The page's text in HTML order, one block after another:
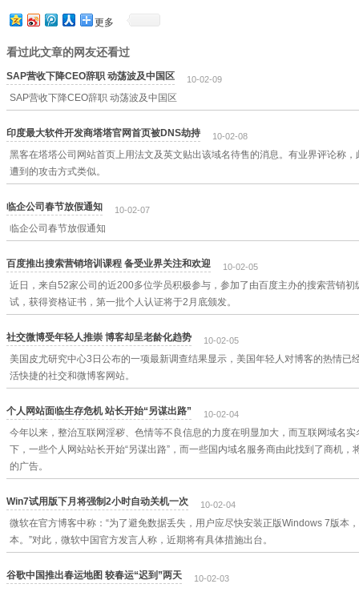
更多
看过此文章的网友还看过
SAP营收下降CEO辞职 动荡波及中国区 10-02-09
SAP营收下降CEO辞职 动荡波及中国区
印度最大软件开发商塔塔官网首页被DNS劫持 10-02-08
黑客在塔塔公司网站首页上用法文及英文贴出该域名待售的消息。有业界评论称
遭到的攻击方式类似。
临企公司春节放假通知 10-02-07
临企公司春节放假通知
百度推出搜索营销培训课程 备受业界关注和欢迎 10-02-05
近日，来自52家公司的近200多位学员积极参与，参加了由百度主办的搜索营销
试，获得资格证书，第一批个人认证将于2月底颁发。
社交微博受年轻人推崇 博客却呈老龄化趋势 10-02-05
美国皮尤研究中心3日公布的一项最新调查结果显示，美国年轻人对博客的热情已
活快捷的社交和微博客网站。
个人网站面临生存危机 站长开始“另谋出路” 10-02-04
今年以来，整治互联网淫秽、色情等不良信息的力度在明显加大，而互联网域名
下，一些个人网站站长开始“另谋出路”，而一些国内域名服务商由此找到了商机，
的广告。
Win7试用版下月将强制2小时自动关机一次 10-02-04
微软在官方博客中称：“为了避免数据丢失，用户应尽快安装正版Windows 7版本
本。”对此，微软中国官方发言人称，近期将有具体措施出台。
谷歌中国推出春运地图 较春运“迟到”两天 10-02-03